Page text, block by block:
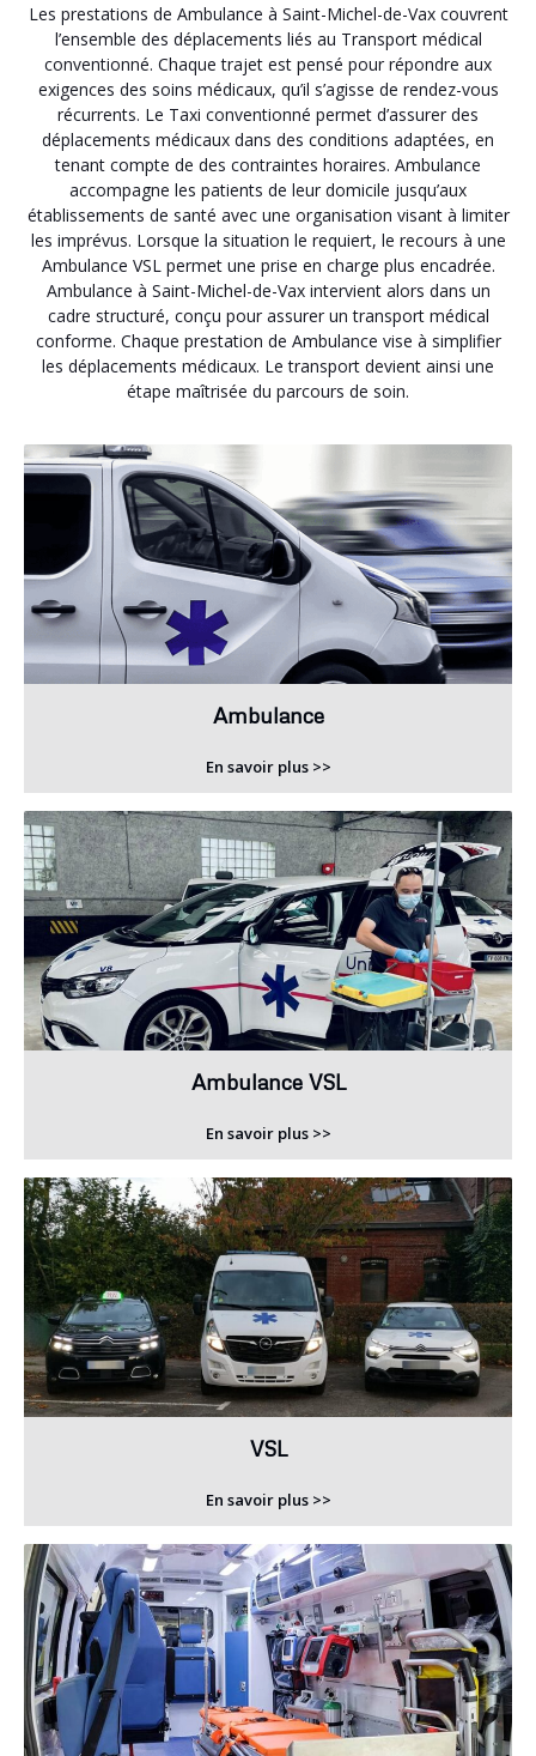
Les prestations de Ambulance à Saint-Michel-de-Vax couvrent
l’ensemble des déplacements liés au Transport médical
conventionné. Chaque trajet est pensé pour répondre aux
exigences des soins médicaux, qu’il s’agisse de rendez-vous
récurrents. Le Taxi conventionné permet d’assurer des
déplacements médicaux dans des conditions adaptées, en
tenant compte de des contraintes horaires. Ambulance
accompagne les patients de leur domicile jusqu’aux
établissements de santé avec une organisation visant à limiter
les imprévus. Lorsque la situation le requiert, le recours à une
Ambulance VSL permet une prise en charge plus encadrée.
Ambulance à Saint-Michel-de-Vax intervient alors dans un
cadre structuré, conçu pour assurer un transport médical
conforme. Chaque prestation de Ambulance vise à simplifier
les déplacements médicaux. Le transport devient ainsi une
étape maîtrisée du parcours de soin.
Ambulance
En savoir plus >>
Ambulance VSL
En savoir plus >>
VSL
En savoir plus >>